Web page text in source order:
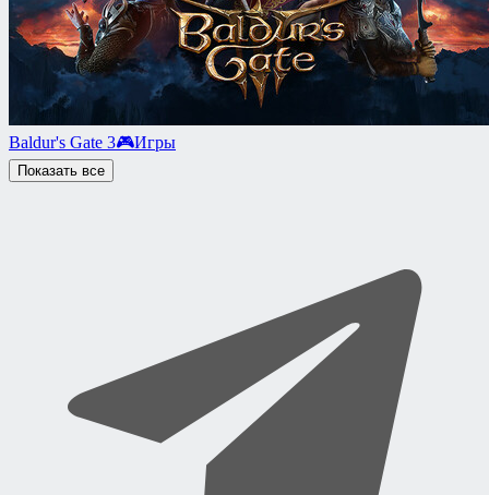
Baldur's Gate 3🎮Игры
Показать все